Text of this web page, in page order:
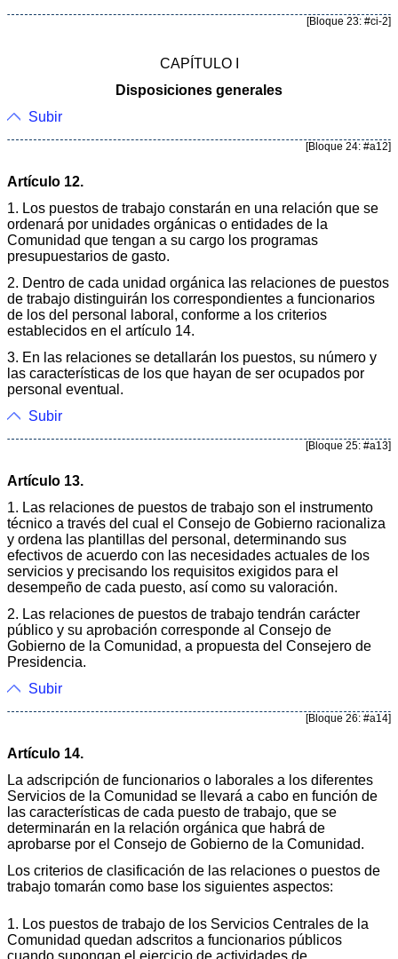
[Bloque 23: #ci-2]
CAPÍTULO I
Disposiciones generales
Subir
[Bloque 24: #a12]
Artículo 12.
1. Los puestos de trabajo constarán en una relación que se
ordenará por unidades orgánicas o entidades de la
Comunidad que tengan a su cargo los programas
presupuestarios de gasto.
2. Dentro de cada unidad orgánica las relaciones de puestos
de trabajo distinguirán los correspondientes a funcionarios
de los del personal laboral, conforme a los criterios
establecidos en el artículo 14.
3. En las relaciones se detallarán los puestos, su número y
las características de los que hayan de ser ocupados por
personal eventual.
Subir
[Bloque 25: #a13]
Artículo 13.
1. Las relaciones de puestos de trabajo son el instrumento
técnico a través del cual el Consejo de Gobierno racionaliza
y ordena las plantillas del personal, determinando sus
efectivos de acuerdo con las necesidades actuales de los
servicios y precisando los requisitos exigidos para el
desempeño de cada puesto, así como su valoración.
2. Las relaciones de puestos de trabajo tendrán carácter
público y su aprobación corresponde al Consejo de
Gobierno de la Comunidad, a propuesta del Consejero de
Presidencia.
Subir
[Bloque 26: #a14]
Artículo 14.
La adscripción de funcionarios o laborales a los diferentes
Servicios de la Comunidad se llevará a cabo en función de
las características de cada puesto de trabajo, que se
determinarán en la relación orgánica que habrá de
aprobarse por el Consejo de Gobierno de la Comunidad.
Los criterios de clasificación de las relaciones o puestos de
trabajo tomarán como base los siguientes aspectos:
1. Los puestos de trabajo de los Servicios Centrales de la
Comunidad quedan adscritos a funcionarios públicos
cuando supongan el ejercicio de actividades de